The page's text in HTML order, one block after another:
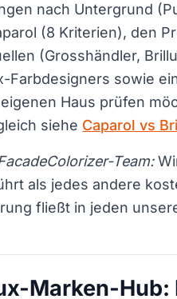
nach Untergrund
(8 Kriterien), den
(Grosshändler,
Farbdesigners sowie
Haus prüfen
siehe Caparol vs
Team:
als jedes andere
fließt in jeden
Marken-